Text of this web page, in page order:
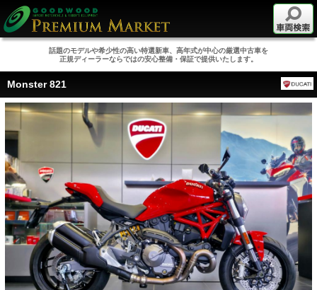
話題のモデルや希少性の高い特選新車、高年式が中心の厳選中古車を
正規ディーラーならではの安心整備・保証で提供いたします。
Monster 821